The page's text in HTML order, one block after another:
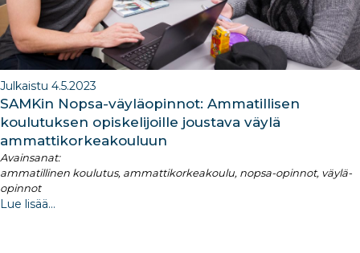
Julkaistu 4.5.2023
SAMKin Nopsa-väyläopinnot: Ammatillisen
koulutuksen opiskelijoille joustava väylä
ammattikorkeakouluun
Avainsanat:
ammatillinen koulutus, ammattikorkeakoulu, nopsa-opinnot, väylä-
opinnot
Lue lisää...